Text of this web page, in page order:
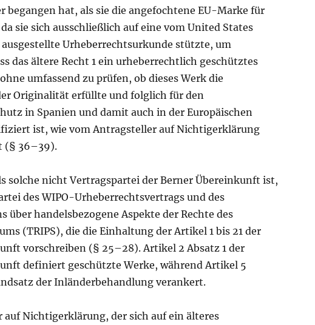
begangen hat, als sie die angefochtene EU-Marke für
sie sich ausschließlich auf eine vom United States
Urheberrechtsurkunde stützte, um
das ältere Recht 1 ein urheberrechtlich geschütztes
umfassend zu prüfen, ob dieses Werk die
Originalität erfüllte und folglich für den
in Spanien und damit auch in der Europäischen
ist, wie vom Antragsteller auf Nichtigerklärung
(§ 36–39).
solche nicht Vertragspartei der Berner Übereinkunft ist,
des WIPO-Urheberrechtsvertrags und des
über handelsbezogene Aspekte der Rechte des
(TRIPS), die die Einhaltung der Artikel 1 bis 21 der
vorschreiben (§ 25–28). Artikel 2 Absatz 1 der
definiert geschützte Werke, während Artikel 5
der Inländerbehandlung verankert.
auf Nichtigerklärung, der sich auf ein älteres